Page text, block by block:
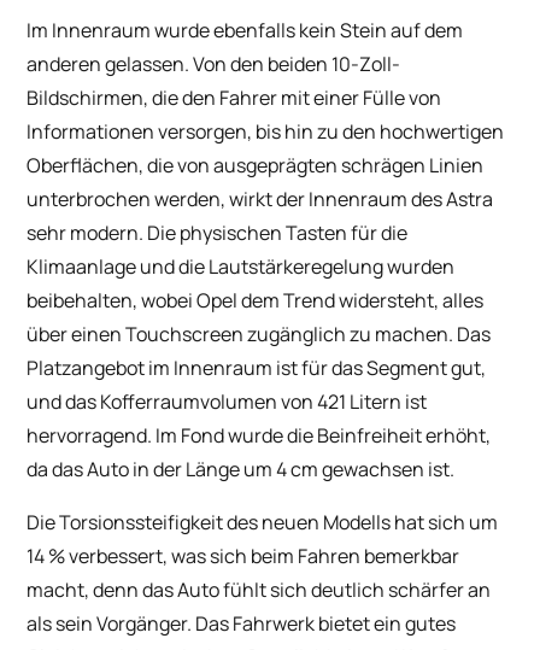
Im Innenraum wurde ebenfalls kein Stein auf dem
anderen gelassen. Von den beiden 10-Zoll-
Bildschirmen, die den Fahrer mit einer Fülle von
Informationen versorgen, bis hin zu den hochwertigen
Oberflächen, die von ausgeprägten schrägen Linien
unterbrochen werden, wirkt der Innenraum des Astra
sehr modern. Die physischen Tasten für die
Klimaanlage und die Lautstärkeregelung wurden
beibehalten, wobei Opel dem Trend widersteht, alles
über einen Touchscreen zugänglich zu machen. Das
Platzangebot im Innenraum ist für das Segment gut,
und das Kofferraumvolumen von 421 Litern ist
hervorragend. Im Fond wurde die Beinfreiheit erhöht,
da das Auto in der Länge um 4 cm gewachsen ist.
Die Torsionssteifigkeit des neuen Modells hat sich um
14 % verbessert, was sich beim Fahren bemerkbar
macht, denn das Auto fühlt sich deutlich schärfer an
als sein Vorgänger. Das Fahrwerk bietet ein gutes